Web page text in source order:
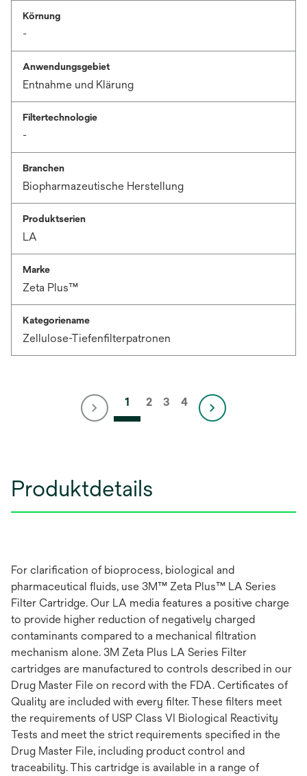
Körnung
-
Anwendungsgebiet
Entnahme und Klärung
Filtertechnologie
-
Branchen
Biopharmazeutische Herstellung
Produktserien
LA
Marke
Zeta Plus™
Kategoriename
Zellulose-Tiefenfilterpatronen
1 2 3 4
Produktdetails
For clarification of bioprocess, biological and
pharmaceutical fluids, use 3M™ Zeta Plus™ LA Series
Filter Cartridge. Our LA media features a positive charge
to provide higher reduction of negatively charged
contaminants compared to a mechanical filtration
mechanism alone. 3M Zeta Plus LA Series Filter
cartridges are manufactured to controls described in our
Drug Master File on record with the FDA. Certificates of
Quality are included with every filter. These filters meet
the requirements of USP Class VI Biological Reactivity
Tests and meet the strict requirements specified in the
Drug Master File, including product control and
traceability. This cartridge is available in a range of